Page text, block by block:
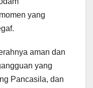
yang
aman dan
yang
Pancasila, dan